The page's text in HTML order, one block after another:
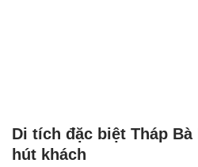
Di tích đặc biệt Tháp Bà
hút khách